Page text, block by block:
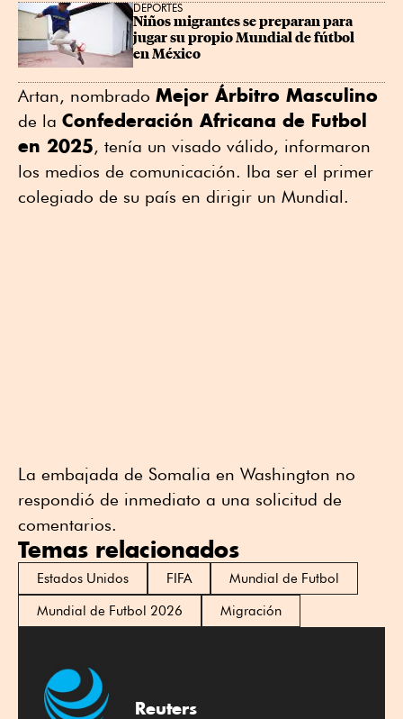
DEPORTES
Niños migrantes se preparan para
jugar su propio Mundial de fútbol
en México
Artan, nombrado Mejor Árbitro Masculino
de la Confederación Africana de Futbol
en 2025, tenía un visado válido, informaron
los medios de comunicación. Iba ser el primer
⁠colegiado de su país en dirigir un Mundial.
La embajada de Somalia en Washington no
respondió de inmediato a una solicitud de
comentarios.
Temas relacionados
Estados Unidos FIFA
Mundial de Futbol
Mundial de Futbol 2026
Migración
Reuters